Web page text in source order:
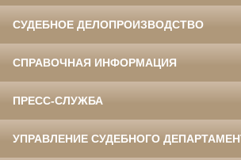
СУДЕБНОЕ ДЕЛОПРОИЗВОДСТВО
СПРАВОЧНАЯ ИНФОРМАЦИЯ
ПРЕСС-СЛУЖБА
УПРАВЛЕНИЕ СУДЕБНОГО